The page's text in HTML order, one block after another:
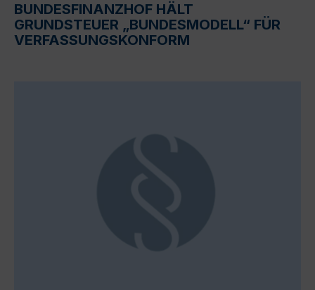
BUNDESFINANZHOF HÄLT
GRUNDSTEUER „BUNDESMODELL“ FÜR
VERFASSUNGSKONFORM